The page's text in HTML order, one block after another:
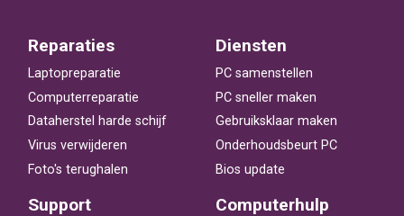
Reparaties
Laptopreparatie
Computerreparatie
Dataherstel harde schijf
Virus verwijderen
Foto's terughalen
Diensten
PC samenstellen
PC sneller maken
Gebruiksklaar maken
Onderhoudsbeurt PC
Bios update
Support Computerhulp